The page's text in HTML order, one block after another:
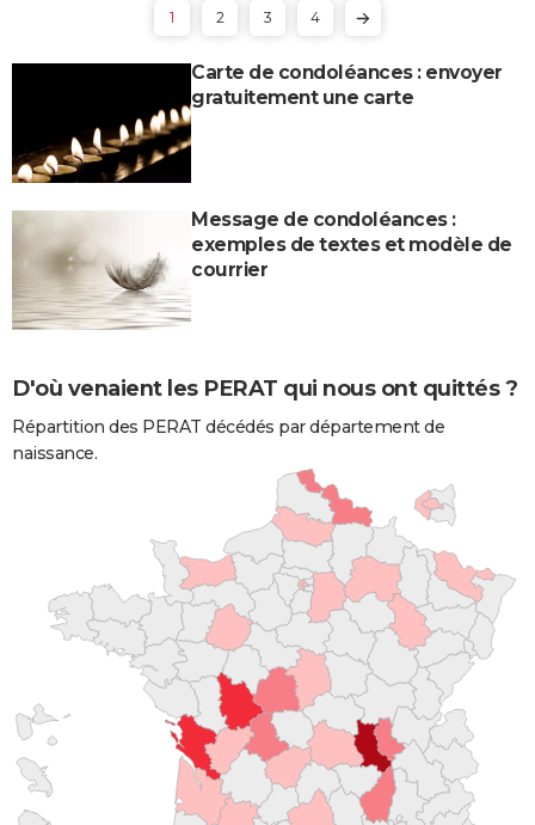
1 2 3 4
Carte de condoléances : envoyer
gratuitement une carte
Message de condoléances :
exemples de textes et modèle de
courrier
D'où venaient les PERAT qui nous ont quittés ?
Répartition des PERAT décédés par département de
naissance.